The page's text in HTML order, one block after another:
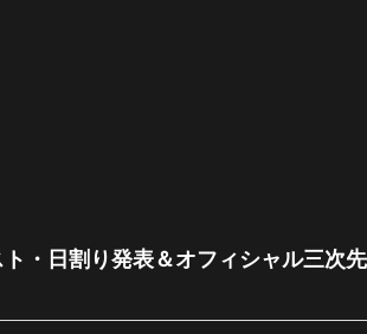
・日割り発表＆オフィシャル三次